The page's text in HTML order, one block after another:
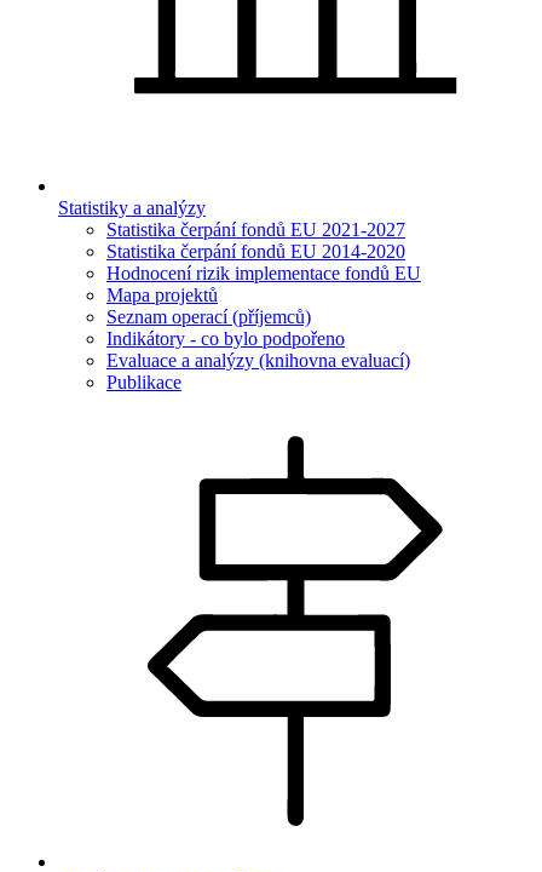
Statistiky a analýzy
Statistika čerpání fondů EU 2021-2027
Statistika čerpání fondů EU 2014-2020
Hodnocení rizik implementace fondů EU
Mapa projektů
Seznam operací (příjemců)
Indikátory - co bylo podpořeno
Evaluace a analýzy (knihovna evaluací)
Publikace